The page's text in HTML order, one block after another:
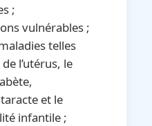
;
vulnérables ;
telles
l’utérus, le
et le
infantile ;